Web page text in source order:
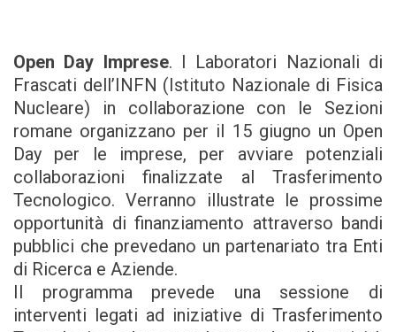
Open Day Imprese. I Laboratori Nazionali di
Frascati dell’INFN (Istituto Nazionale di Fisica
Nucleare) in collaborazione con le Sezioni
romane organizzano per il 15 giugno un Open
Day per le imprese, per avviare potenziali
collaborazioni finalizzate al Trasferimento
Tecnologico. Verranno illustrate le prossime
opportunità di finanziamento attraverso bandi
pubblici che prevedano un partenariato tra Enti
di Ricerca e Aziende.
Il programma prevede una sessione di
interventi legati ad iniziative di Trasferimento